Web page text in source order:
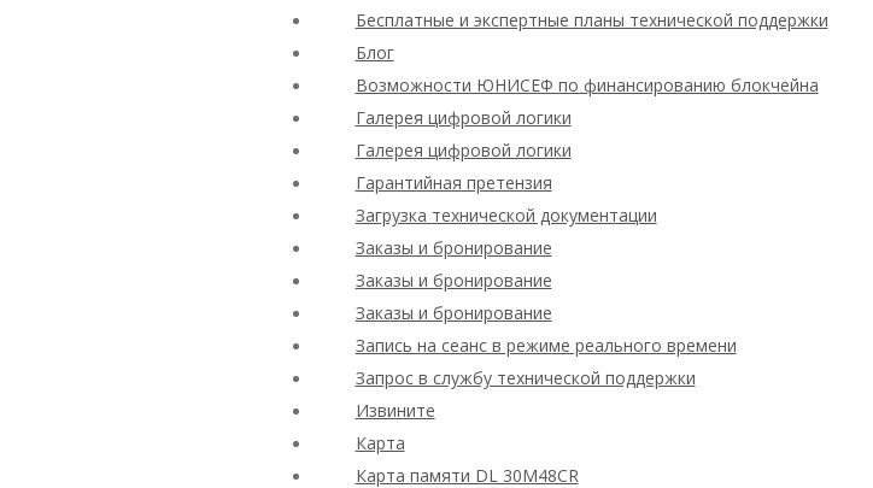
Бесплатные и экспертные планы технической поддержки
Блог
Возможности ЮНИСЕФ по финансированию блокчейна
Галерея цифровой логики
Галерея цифровой логики
Гарантийная претензия
Загрузка технической документации
Заказы и бронирование
Заказы и бронирование
Заказы и бронирование
Запись на сеанс в режиме реального времени
Запрос в службу технической поддержки
Извините
Карта
Карта памяти DL 30M48CR